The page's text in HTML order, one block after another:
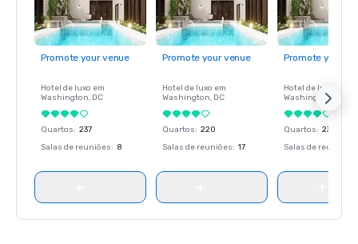
Promote your venue
Hotel de luxo em
Washington, DC
Quartos: 237
Salas de reuniões: 8
Promote your venue
Hotel de luxo em
Washington, DC
Quartos: 220
Salas de reuniões: 17
Promote your
Hotel de luxo em
Washington
Quartos: 237
Salas de reuniões